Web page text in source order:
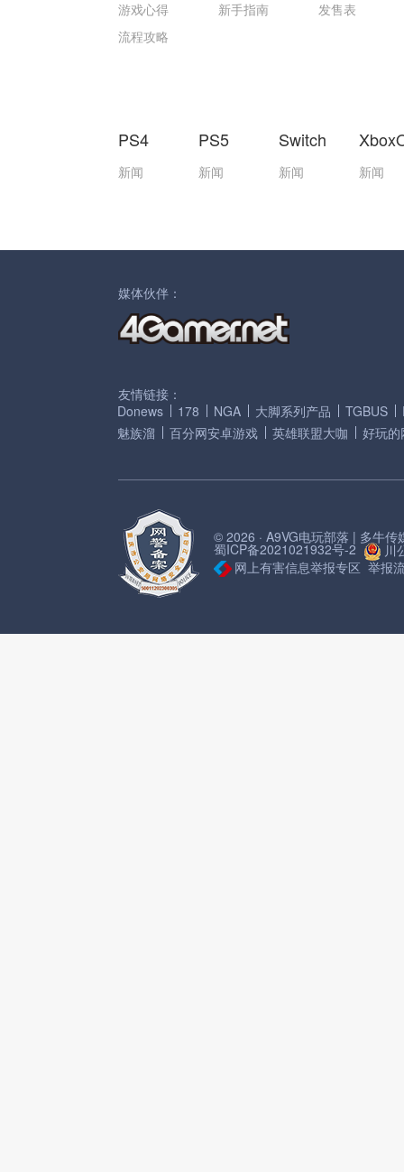
游戏心得
流程攻略
新手指南 发售表
PS4
新闻
PS5
新闻
Switch
新闻 新闻
媒体伙伴：
友情链接：
Donews
178 NGA 大脚系列产品 TGBUS
魅族溜
百分网安卓游戏 英雄联盟大咖 好玩的
© 2026 · A9VG电玩部落 | 多牛传
蜀ICP备2021021932号-2
川
网上有害信息举报专区 举报